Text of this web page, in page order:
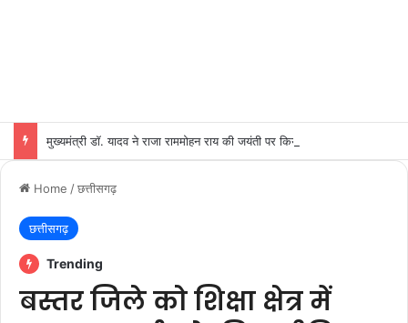
मुख्यमंत्री डॉ. यादव ने राजा राममोहन राय की जयंती पर किया नमन
Home /छत्तीसगढ़
छत्तीसगढ़
Trending
बस्तर जिले को शिक्षा क्षेत्र में